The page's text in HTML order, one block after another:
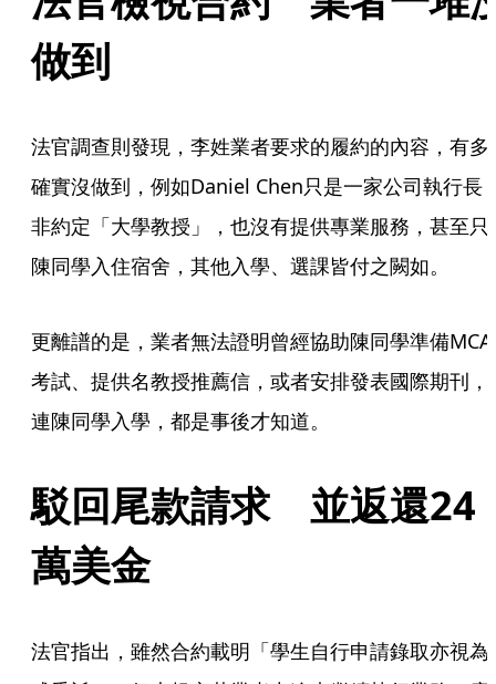
做到
法官調查則發現，李姓業者要求的履約的內容，有多
確實沒做到，例如Daniel Chen只是一家公司執行長
非約定「大學教授」，也沒有提供專業服務，甚至只
陳同學入住宿舍，其他入學、選課皆付之闕如。
更離譜的是，業者無法證明曾經協助陳同學準備
考試、提供名教授推薦信，或者安排發表國際期刊，
連陳同學入學，都是事後才知道。
駁回尾款請求　並返還24
萬美金
法官指出，雖然合約載明「學生自行申請錄取亦視為